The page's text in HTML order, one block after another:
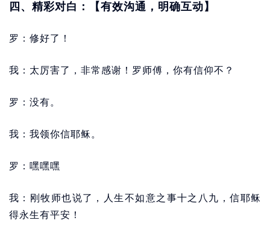
四、精彩对白：【有效沟通，明确互动】
罗：修好了！
我：太厉害了，非常感谢！罗师傅，你有信仰不？
罗：没有。
我：我领你信耶稣。
罗：嘿嘿嘿
我：刚牧师也说了，人生不如意之事十之八九，信耶稣
得永生有平安！